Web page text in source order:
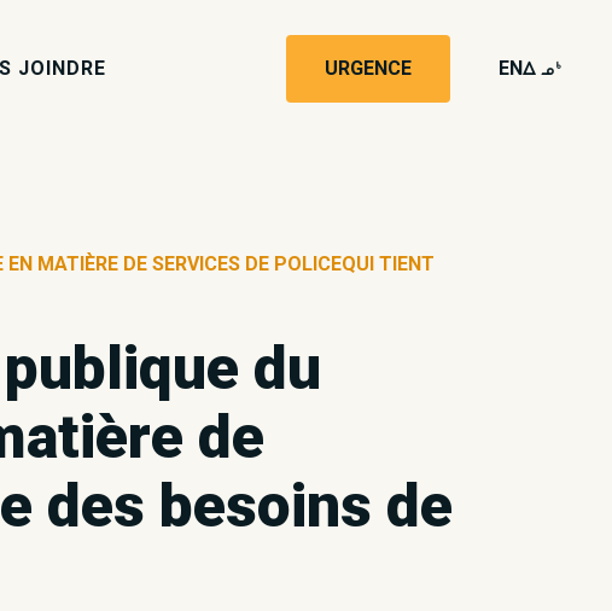
JOINDRE URGENCE ENwk4
MATIÈRE DE SERVICES DE POLICEQUI TIENT
du
de
des besoins de